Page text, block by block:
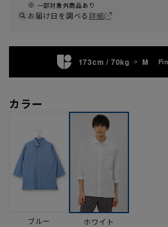
一部対象外商品あり
お届け日を調べる詳細
173cm / 70kg M
カラー
ブルー ホワイト